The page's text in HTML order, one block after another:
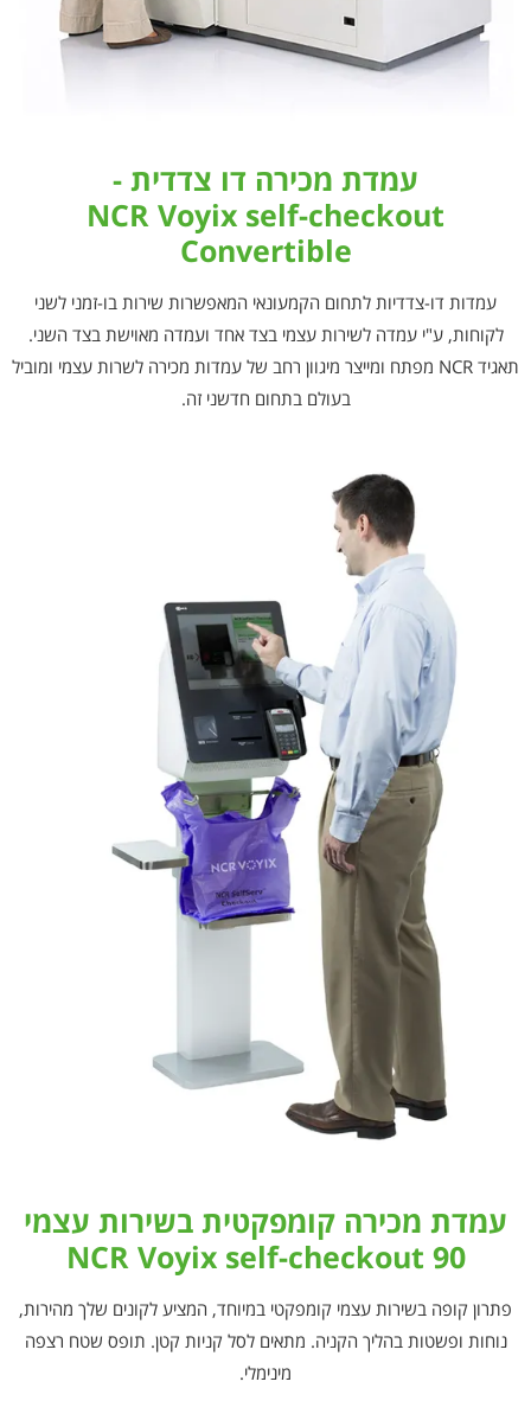
עמדת מכירה דו צדדית -
NCR Voyix self-checkout
Convertible
עמדות דו-צדדיות לתחום הקמעונאי המאפשרות שירות בו-זמני לשני
לקוחות, ע"י עמדה לשירות עצמי בצד אחד ועמדה מאוישת בצד השני.
תאגיד NCR מפתח ומייצר מיגוון רחב של עמדות מכירה לשרות עצמי ומוביל
בעולם בתחום חדשני זה.
עמדת מכירה קומפקטית בשירות עצמי
NCR Voyix self-checkout 90
פתרון קופה בשירות עצמי קומפקטי במיוחד, המציע לקונים שלך מהירות,
נוחות ופשטות בהליך הקניה. מתאים לסל קניות קטן. תופס שטח רצפה
מינימלי.